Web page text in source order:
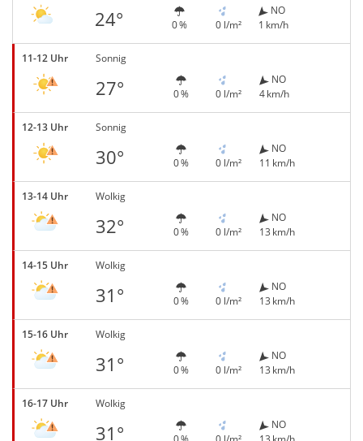
24° 0 % 0 l/m²
NO
1 km/h
11-12 Uhr Sonnig
27° 0 % 0 l/m²
NO
4 km/h
12-13 Uhr Sonnig
30° 0 % 0 l/m²
NO
11 km/h
13-14 Uhr Wolkig
32° 0 % 0 l/m²
NO
13 km/h
14-15 Uhr Wolkig
31° 0 % 0 l/m²
NO
13 km/h
15-16 Uhr Wolkig
31° 0 % 0 l/m²
NO
13 km/h
16-17 Uhr Wolkig
31°
NO